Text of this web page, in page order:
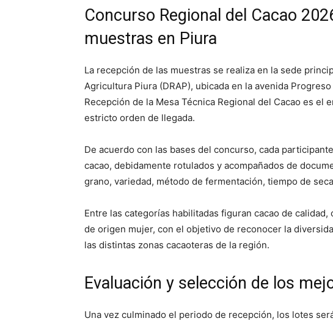
Concurso Regional del Cacao
muestras en Piura
La recepción de las muestras se realiza en la sede
Agricultura Piura (DRAP), ubicada en la avenida
Recepción de la Mesa Técnica Regional del Cacao es el
estricto orden de llegada.
De acuerdo con las bases del concurso, cada
cacao, debidamente rotulados y acompañados de
grano, variedad, método de fermentación, tiempo de
Entre las categorías habilitadas figuran cacao de calidad,
de origen mujer, con el objetivo de reconocer la
las distintas zonas cacaoteras de la región.
Evaluación y selección de los
Una vez culminado el periodo de recepción, los lotes